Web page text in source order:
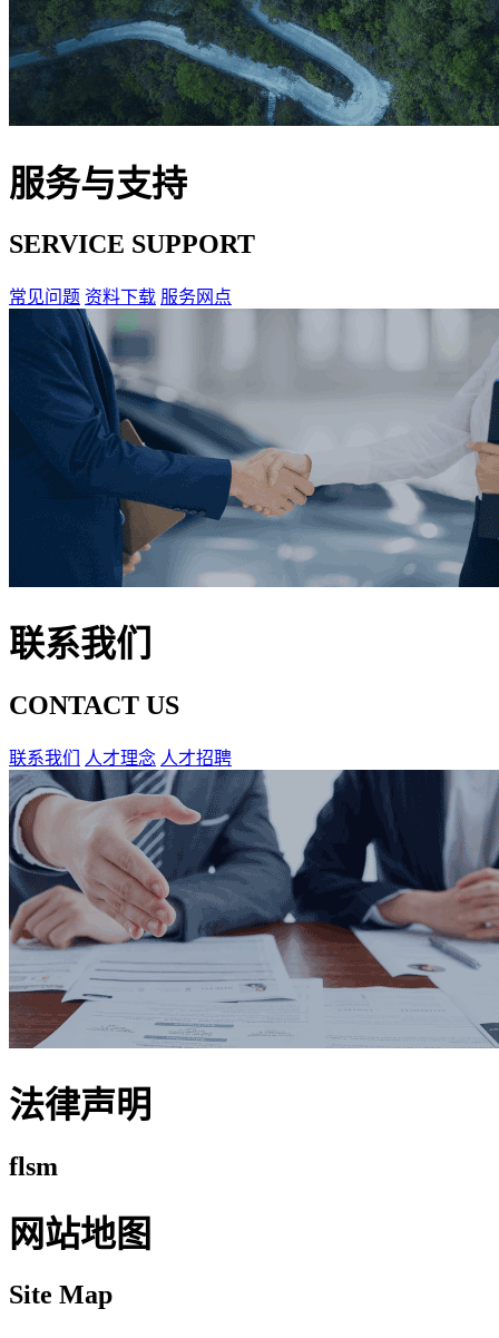
服务与支持
SERVICE SUPPORT
常见问题 资料下载 服务网点
联系我们
CONTACT US
联系我们 人才理念 人才招聘
法律声明
flsm
网站地图
Site Map